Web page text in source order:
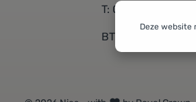
T: 03/889.06.30
BTW: BE
Deze website